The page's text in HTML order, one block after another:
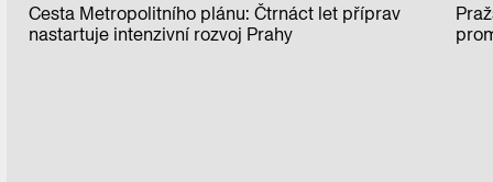
Cesta Metropolitního plánu: Čtrnáct let příprav
nastartuje intenzivní rozvoj Prahy